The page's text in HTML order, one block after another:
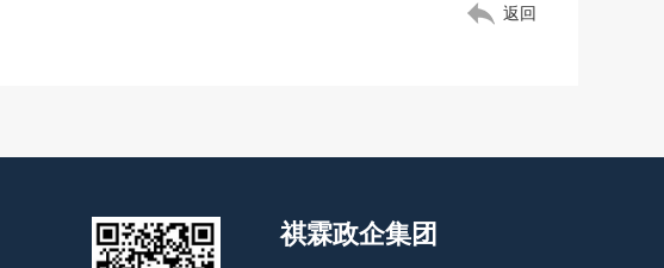
返回
祺霖政企集团